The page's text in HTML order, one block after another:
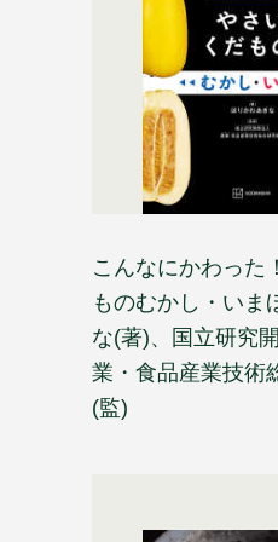
こんなにかわった
ものむかし・いま
な(著)、国立研究
業・食品産業技術
(監)